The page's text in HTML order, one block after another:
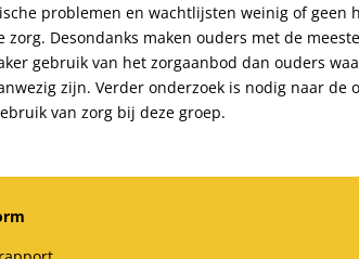
problemen en wachtlijsten weinig of geen
Desondanks maken ouders met de
gebruik van het zorgaanbod dan ouders
zijn. Verder onderzoek is nodig naar de
van zorg bij deze groep.